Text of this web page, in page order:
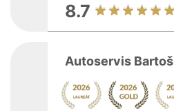
8.7
Autoservis Bartoš